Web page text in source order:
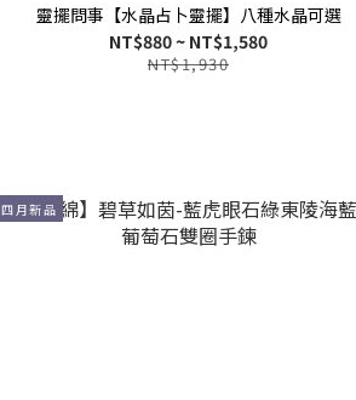
靈擺問事【水晶占卜靈擺】八種水晶可選
NT$880 ~ NT$1,580
NT$1,930
四月新品